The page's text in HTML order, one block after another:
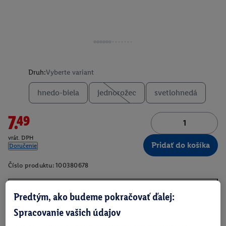
Druh:Vyberte variant
hnedo-biela jednorožec svetlohnedá
7.49
vrát. DPH
Doručenie
Pridať do košíka
Číslo produktu: 100380678
O produkte
Predtým, ako budeme pokračovať ďalej:
Spracovanie vašich údajov